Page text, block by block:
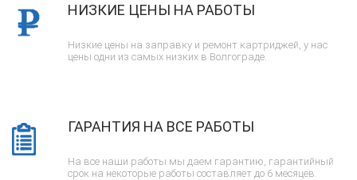
НИЗКИЕ ЦЕНЫ НА РАБОТЫ
Низкие цены на заправку и ремонт картриджей, у нас
цены одни из самых низких в Волгограде.
ГАРАНТИЯ НА ВСЕ РАБОТЫ
На все наши работы мы даем гарантию, гарантийный
срок на некоторые работы составляет до 6 месяцев.